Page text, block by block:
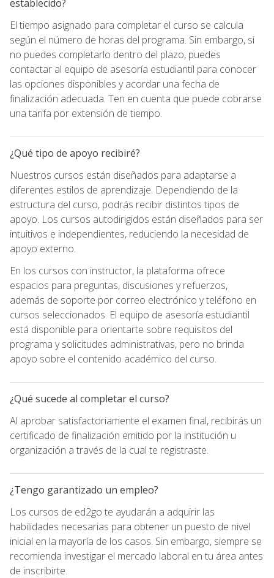
establecido?
El tiempo asignado para completar el curso se calcula
según el número de horas del programa. Sin embargo, si
no puedes completarlo dentro del plazo, puedes
contactar al equipo de asesoría estudiantil para conocer
las opciones disponibles y acordar una fecha de
finalización adecuada. Ten en cuenta que puede cobrarse
una tarifa por extensión de tiempo.
¿Qué tipo de apoyo recibiré?
Nuestros cursos están diseñados para adaptarse a
diferentes estilos de aprendizaje. Dependiendo de la
estructura del curso, podrás recibir distintos tipos de
apoyo. Los cursos autodirigidos están diseñados para ser
intuitivos e independientes, reduciendo la necesidad de
apoyo externo.
En los cursos con instructor, la plataforma ofrece
espacios para preguntas, discusiones y refuerzos,
además de soporte por correo electrónico y teléfono en
cursos seleccionados. El equipo de asesoría estudiantil
está disponible para orientarte sobre requisitos del
programa y solicitudes administrativas, pero no brinda
apoyo sobre el contenido académico del curso.
¿Qué sucede al completar el curso?
Al aprobar satisfactoriamente el examen final, recibirás un
certificado de finalización emitido por la institución u
organización a través de la cual te registraste.
¿Tengo garantizado un empleo?
Los cursos de ed2go te ayudarán a adquirir las
habilidades necesarias para obtener un puesto de nivel
inicial en la mayoría de los casos. Sin embargo, siempre se
recomienda investigar el mercado laboral en tu área antes
de inscribirte.